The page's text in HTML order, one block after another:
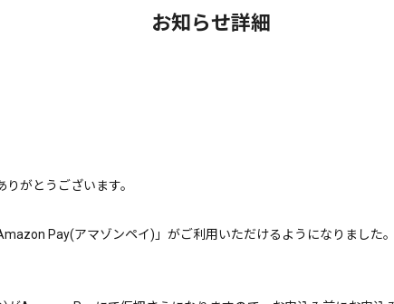
お知らせ詳細
がとうございます。
Pay(アマゾンペイ)」がご利用いただけるようになりました。